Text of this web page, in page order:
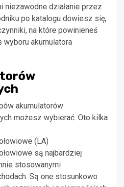
niezawodne działanie przez
po katalogu dowiesz się,
na które powinieneś
akumulatora
akumulatorów
możesz wybierać. Oto kilka
(LA)
są najbardziej
stosowanymi
Są one stosunkowo